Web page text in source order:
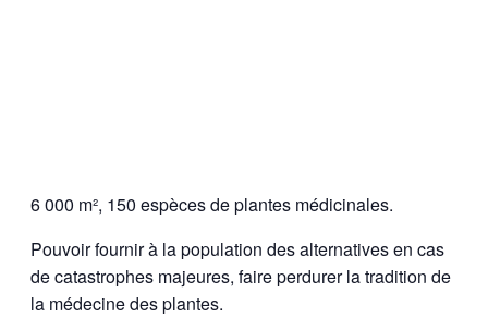
6 000 m², 150 espèces de plantes médicinales.
Pouvoir fournir à la population des alternatives en cas
de catastrophes majeures, faire perdurer la tradition de
la médecine des plantes.